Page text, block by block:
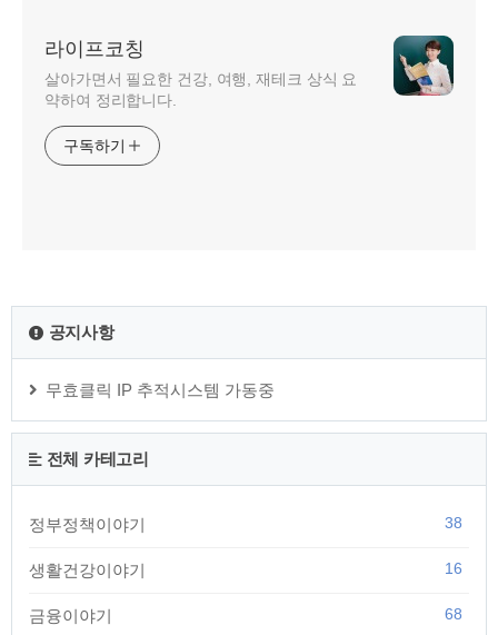
라이프코칭
살아가면서 필요한 건강, 여행, 재테크 상식 요
약하여 정리합니다.
구독하기
공지사항
무효클릭 IP 추적시스템 가동중
전체 카테고리
정부정책이야기 38
생활건강이야기 16
금융이야기 68